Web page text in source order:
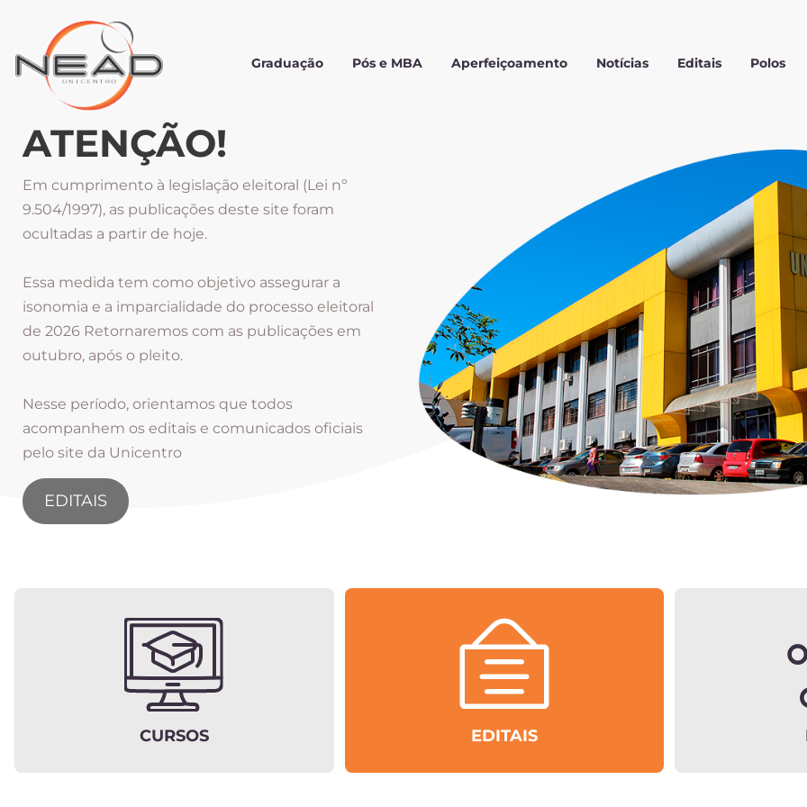
Graduação Pós e MBA Aperfeiçoamento Notícias Editais Polos
ATENÇÃO!
Em cumprimento à legislação eleitoral (Lei nº
9.504/1997), as publicações deste site foram
ocultadas a partir de hoje.
Essa medida tem como objetivo assegurar a
isonomia e a imparcialidade do processo eleitoral
de 2026 Retornaremos com as publicações em
outubro, após o pleito.
Nesse período, orientamos que todos
acompanhem os editais e comunicados oficiais
pelo site da Unicentro
EDITAIS
CURSOS EDITAIS